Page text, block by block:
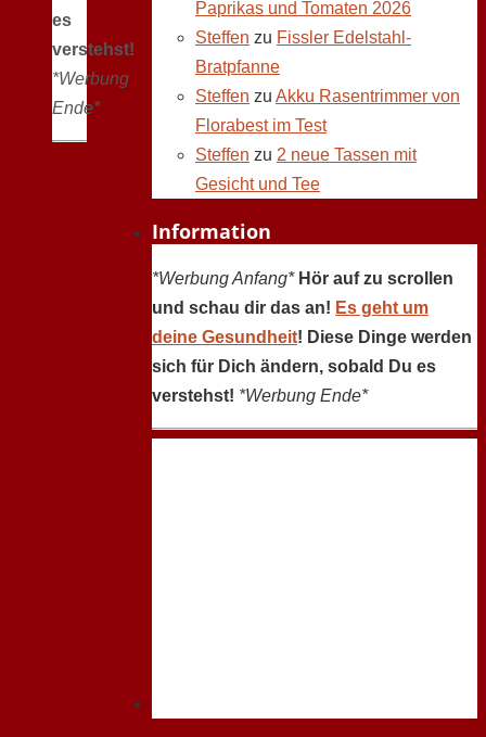
es
verstehst!
*Werbung
Ende*
Paprikas und Tomaten 2026
Steffen zu Fissler Edelstahl-
Bratpfanne
Steffen zu Akku Rasentrimmer von
Florabest im Test
Steffen zu 2 neue Tassen mit
Gesicht und Tee
Information
*Werbung Anfang* Hör auf zu scrollen
und schau dir das an! Es geht um
deine Gesundheit! Diese Dinge werden
sich für Dich ändern, sobald Du es
verstehst! *Werbung Ende*